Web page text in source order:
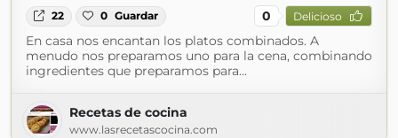
22 0 Guardar 0 Delicioso
En casa nos encantan los platos combinados. A
menudo nos preparamos uno para la cena, combinando
ingredientes que preparamos para...
Recetas de cocina
www.lasrecetascocina.com